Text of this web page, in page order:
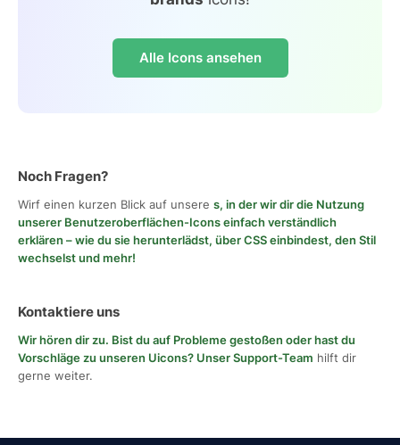
Alle Icons ansehen
Noch Fragen?
Wirf einen kurzen Blick auf unsere s, in der wir dir die Nutzung
unserer Benutzeroberflächen-Icons einfach verständlich
erklären – wie du sie herunterlädst, über CSS einbindest, den Stil
wechselst und mehr!
Kontaktiere uns
Wir hören dir zu. Bist du auf Probleme gestoßen oder hast du
Vorschläge zu unseren Uicons? Unser Support-Team hilft dir
gerne weiter.